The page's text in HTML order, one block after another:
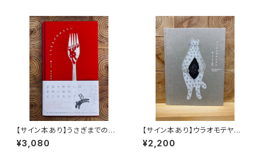
【サイン本あり】うさぎまでのお
さらい［通常版］
¥3,080
【サイン本あり】ウラオモテヤマ
ネコ
¥2,200